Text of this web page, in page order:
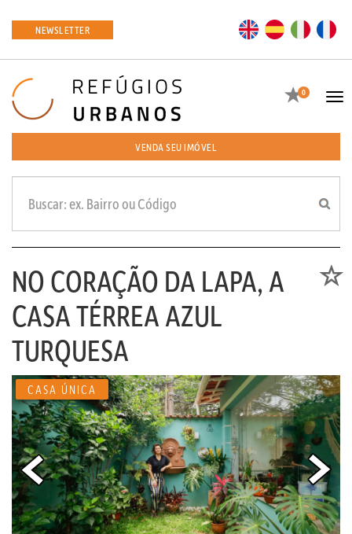
NEWSLETTER EN ES
Favoritos
0
VENDA SEU IMÓVEL
NO CORAÇÃO DA LAPA, A
CASA TÉRREA AZUL
TURQUESA
CASA ÚNICA